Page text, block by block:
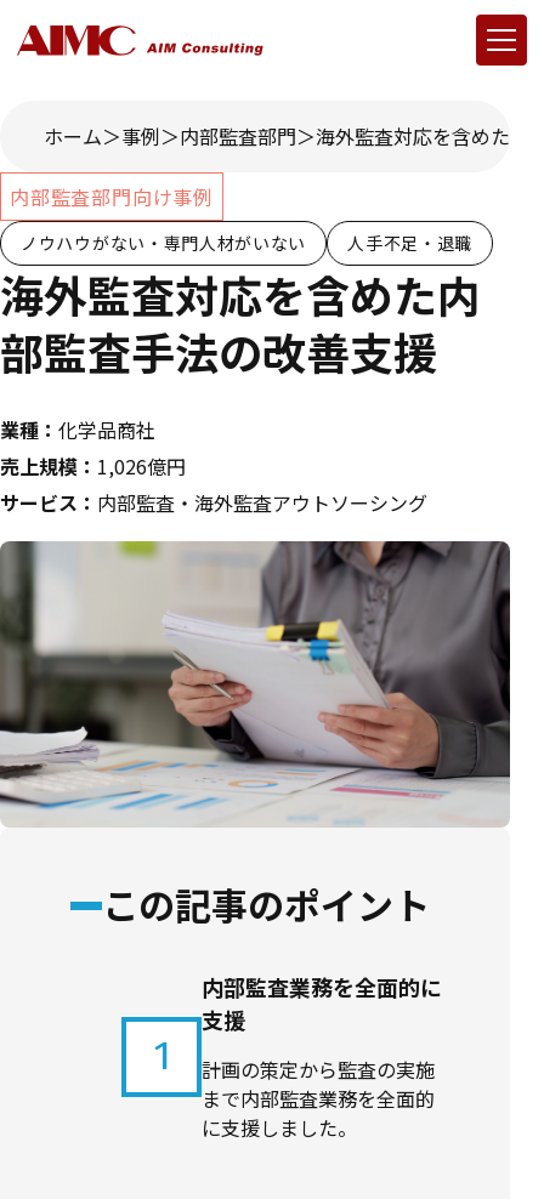
ホーム 事例 内部監査部門 海外監査対応を含めた内
内部監査部門向け事例
ノウハウがない・専門人材がいない 人手不足・退職
海外監査対応を含めた内
部監査手法の改善支援
業種： 化学品商社
売上規模： 1,026億円
サービス： 内部監査・海外監査アウトソーシング
この記事のポイント
1
内部監査業務を全面的に
支援
計画の策定から監査の実施
まで内部監査業務を全面的
に支援しました。